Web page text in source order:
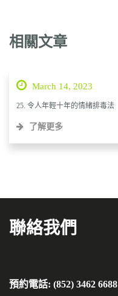
相關文章
March 14, 2023
25. 令人年輕十年的情緒排毒法
了解更多
聯絡我們
預約電話: (852) 3462 6688